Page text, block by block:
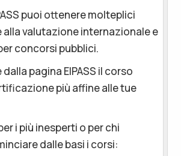
puoi ottenere molteplici
valutazione internazionale e
concorsi pubblici.
pagina EIPASS il corso
più affine alle tue
i più inesperti o per chi
dalle basi i corsi: